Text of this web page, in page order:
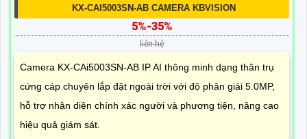
KX-CAI5003SN-AB CAMERA KBVISION
5%-35%
liên hệ
Camera KX-CAi5003SN-AB IP AI thông minh dạng thân trụ
cứng cáp chuyên lắp đặt ngoài trời với độ phân giải 5.0MP,
hỗ trợ nhận diện chính xác người và phương tiện, nâng cao
hiệu quả giám sát.